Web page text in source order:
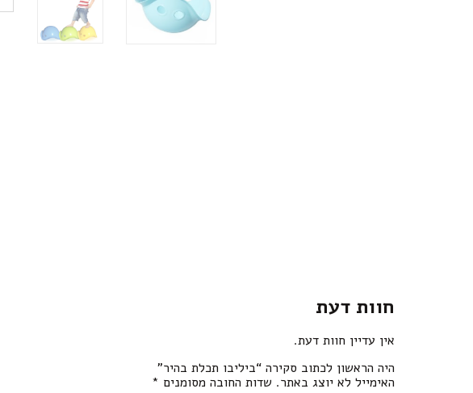
חוות דעת
אין עדיין חוות דעת.
היה הראשון לכתוב סקירה “ביליבו תכלת בהיר”
האימייל לא יוצג באתר. שדות החובה מסומנים *